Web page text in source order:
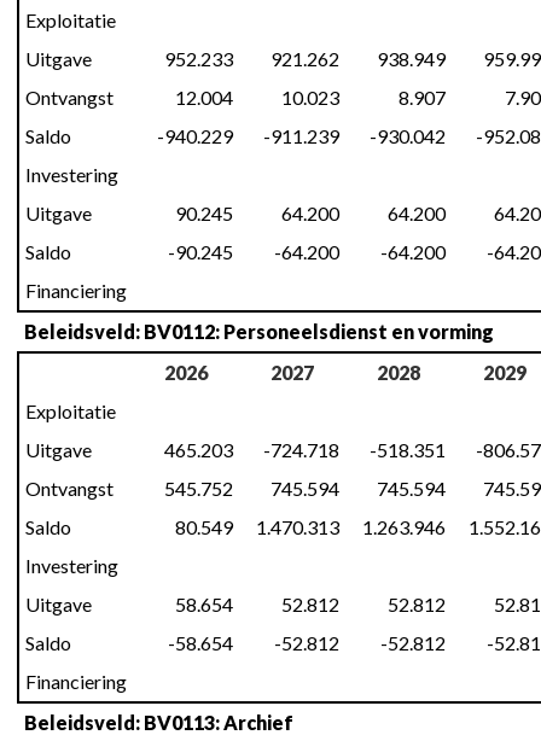
Exploitatie
Uitgave
952.233 921.262 938.949
Ontvangst
12.004 10.023 8.907
Saldo
-940.229 -911.239 -930.042
-
Investering
Uitgave
90.245 64.200 64.200
Saldo
-90.245 -64.200 -64.200
-
Financiering
Beleidsveld: BV0112: Personeelsdienst en vorming
2026
2027 2028
2029
Exploitatie
Uitgave
465.203 -724.718 -518.351
-
Ontvangst
545.752 745.594 745.594
Saldo
80.549 1.470.313 1.263.946
Investering
Uitgave
58.654 52.812 52.812
Saldo
-58.654 -52.812 -52.812
-
Financiering
Beleidsveld: BV0113: Archief